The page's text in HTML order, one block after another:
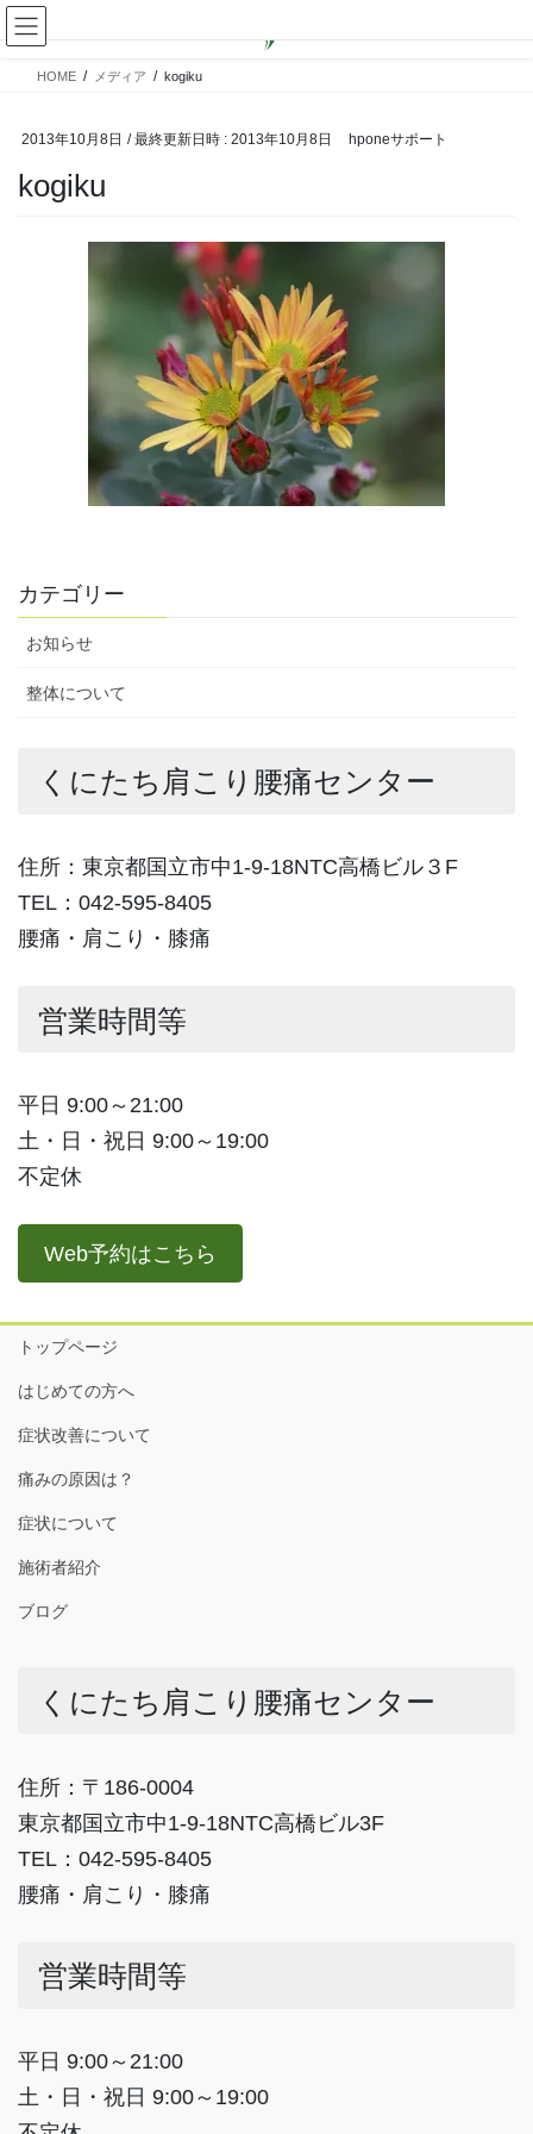
コ
ン
ナ
ビ
HOME メディア kogiku
2013年10月8日 / 最終更新日時 : 2013年10月8日 hponeサポート
kogiku
カテゴリー
お知らせ
整体について
くにたち肩こり腰痛センター
住所：東京都国立市中1-9-18NTC高橋ビル３F
TEL：042-595-8405
腰痛・肩こり・膝痛
営業時間等
平日 9:00～21:00
土・日・祝日 9:00～19:00
不定休
Web予約はこちら
トップページ
はじめての方へ
症状改善について
痛みの原因は？
症状について
施術者紹介
ブログ
くにたち肩こり腰痛センター
住所：〒186-0004
東京都国立市中1-9-18NTC高橋ビル3F
TEL：042-595-8405
腰痛・肩こり・膝痛
営業時間等
平日 9:00～21:00
土・日・祝日 9:00～19:00